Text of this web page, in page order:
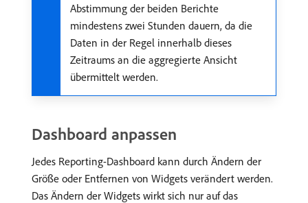
Abstimmung der beiden Berichte
mindestens zwei Stunden dauern, da die
Daten in der Regel innerhalb dieses
Zeitraums an die aggregierte Ansicht
übermittelt werden.
Dashboard anpassen
Jedes Reporting-Dashboard kann durch Ändern der
Größe oder Entfernen von Widgets verändert werden.
Das Ändern der Widgets wirkt sich nur auf das